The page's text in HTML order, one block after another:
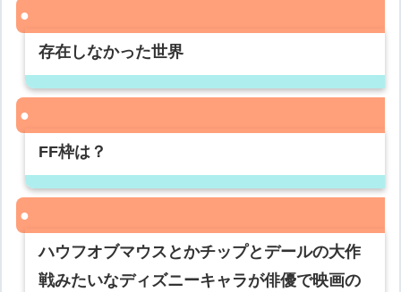
存在しなかった世界
FF枠は？
ハウフオブマウスとかチップとデールの大作
戦みたいなディズニーキャラが俳優で映画の